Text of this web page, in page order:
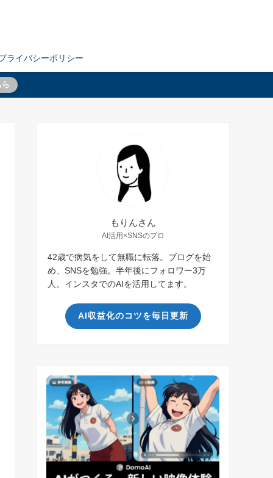
ライバシーポリシー
もりんさん
AI活用×SNSのプロ
42歳で病気をして無職に転落。ブログを始
め、SNSを勉強。半年後にフォロワー3万
人。インスタでのAIを活用してます。
AI収益化のコツを毎日更新